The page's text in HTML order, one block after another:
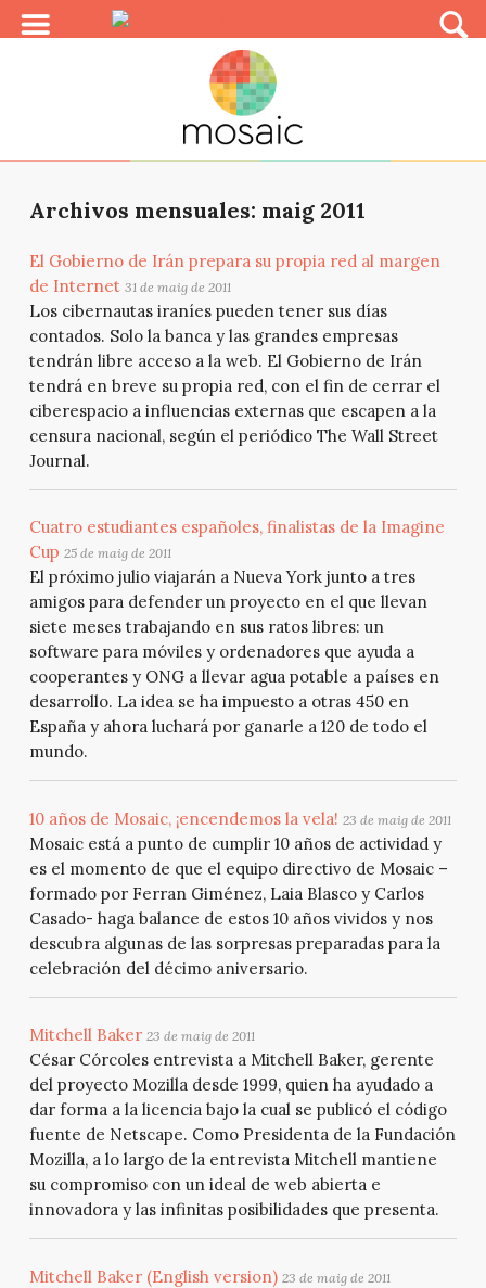
Archivos mensuales: maig 2011
El Gobierno de Irán prepara su propia red al margen
de Internet 31 de maig de 2011
Los cibernautas iraníes pueden tener sus días
contados. Solo la banca y las grandes empresas
tendrán libre acceso a la web. El Gobierno de Irán
tendrá en breve su propia red, con el fin de cerrar el
ciberespacio a influencias externas que escapen a la
censura nacional, según el periódico The Wall Street
Journal.
Cuatro estudiantes españoles, finalistas de la Imagine
Cup 25 de maig de 2011
El próximo julio viajarán a Nueva York junto a tres
amigos para defender un proyecto en el que llevan
siete meses trabajando en sus ratos libres: un
software para móviles y ordenadores que ayuda a
cooperantes y ONG a llevar agua potable a países en
desarrollo. La idea se ha impuesto a otras 450 en
España y ahora luchará por ganarle a 120 de todo el
mundo.
10 años de Mosaic, ¡encendemos la vela! 23 de maig de 2011
Mosaic está a punto de cumplir 10 años de actividad y
es el momento de que el equipo directivo de Mosaic –
formado por Ferran Giménez, Laia Blasco y Carlos
Casado- haga balance de estos 10 años vividos y nos
descubra algunas de las sorpresas preparadas para la
celebración del décimo aniversario.
Mitchell Baker 23 de maig de 2011
César Córcoles entrevista a Mitchell Baker, gerente
del proyecto Mozilla desde 1999, quien ha ayudado a
dar forma a la licencia bajo la cual se publicó el código
fuente de Netscape. Como Presidenta de la Fundación
Mozilla, a lo largo de la entrevista Mitchell mantiene
su compromiso con un ideal de web abierta e
innovadora y las infinitas posibilidades que presenta.
Mitchell Baker (English version) 23 de maig de 2011